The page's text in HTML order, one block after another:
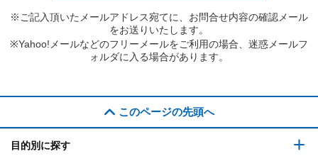
※ご記入頂いたメールアドレス宛てに、お問合せ内容の確認メール
をお送りいたします。
※Yahoo!メールなどのフリーメールをご利用の場合、迷惑メールフ
ォルダに入る場合があります。
このページの先頭へ
目的別に探す